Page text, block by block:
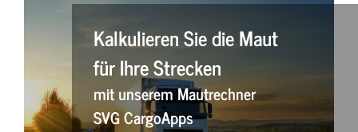
Kalkulieren Sie die Maut
für Ihre Strecken
mit unserem Mautrechner
SVG CargoApps